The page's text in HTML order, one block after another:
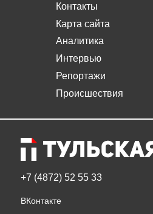
Контакты
Карта сайта
Аналитика
Интервью
Репортажи
Происшествия
+7 (4872) 52 55 33
ВКонтакте